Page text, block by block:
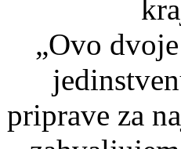
„Ovo
priprave za